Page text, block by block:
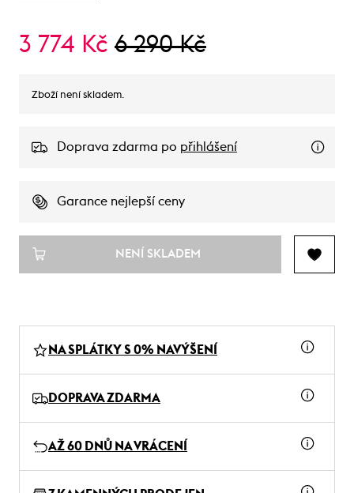
3 774 Kč 6 290 Kč
Zboží není skladem.
Doprava zdarma po přihlášení
Garance nejlepší ceny
NENÍ SKLADEM
NA SPLÁTKY S 0% NAVÝŠENÍ
DOPRAVA ZDARMA
AŽ 60 DNŮ NA VRÁCENÍ